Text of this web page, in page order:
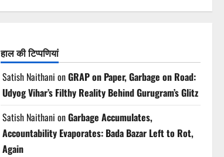
हाल की टिप्पणियां
Satish Naithani onGRAP on Paper, Garbage on Road:
Udyog Vihar’s Filthy Reality Behind Gurugram’s Glitz
Satish Naithani onGarbage Accumulates,
Accountability Evaporates: Bada Bazar Left to Rot,
Again